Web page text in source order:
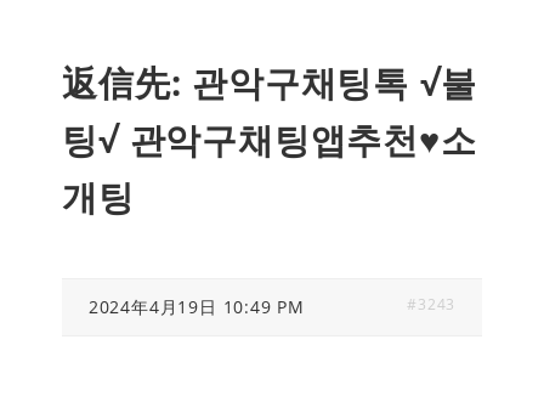
返信先: 관악구채팅톡 √불
팅√ 관악구채팅앱추천♥소
개팅
2024年4月19日 10:49 PM #3243